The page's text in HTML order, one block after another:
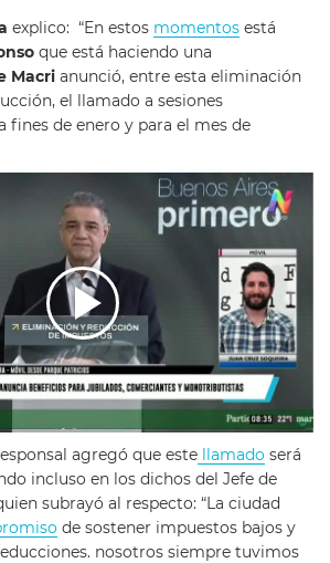
explico: “En estos momentos está
que está haciendo una
Macri anunció, entre esta eliminación
el llamado a sesiones
fines de enero y para el mes de
agregó que este llamado será
incluso en los dichos del Jefe de
subrayó al respecto: “La ciudad
de sostener impuestos bajos y
nosotros siempre tuvimos